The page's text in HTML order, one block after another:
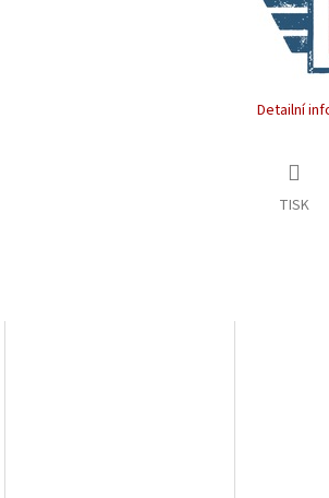
Detailní
TISK